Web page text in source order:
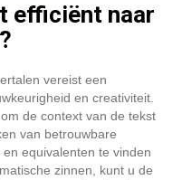
efficiënt naar
vereist een
en creativiteit.
de context van de tekst
van betrouwbare
equivalenten te vinden
zinnen, kunt u de